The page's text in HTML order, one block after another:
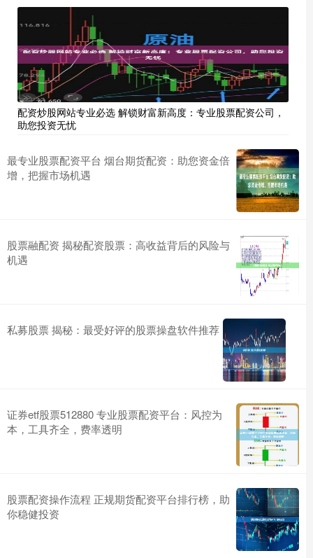
配资炒股网站专业必选 解锁财富新高度：专业股票配资公司，
助您投资无忧
最专业股票配资平台 烟台期货配资：助您资金倍
增，把握市场机遇
股票融配资 揭秘配资股票：高收益背后的风险与
机遇
私募股票 揭秘：最受好评的股票操盘软件推荐
证券etf股票512880 专业股票配资平台：风控为
本，工具齐全，费率透明
股票配资操作流程 正规期货配资平台排行榜，助
你稳健投资